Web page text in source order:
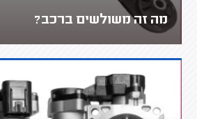
מה זה משולשים ברכב?